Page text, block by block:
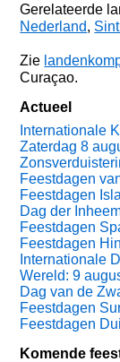
Gerelateerde
Nederland,
Zie
Curaçao.
Actueel
Internationale
Zaterdag 8
Feestdagen
Feestdagen
Dag der
Feestdagen
Feestdagen
Internationale
Wereld: 9
Dag van de
Feestdagen
Feestdagen
Komende